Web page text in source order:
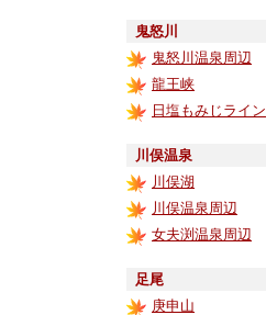
鬼怒川
鬼怒川温泉周辺
龍王峡
日塩もみじライン
川俣温泉
川俣湖
川俣温泉周辺
女夫渕温泉周辺
足尾
庚申山